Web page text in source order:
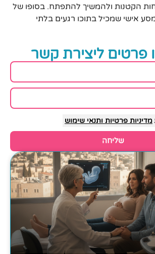
הקטנות ולהמשיך להתפתח. בסופו של
אישי שמכיל בתוכו רגעים בלתי
פרטים ליצירת קשר
מדיניות פרטיות ותנאי שימוש
שליחה